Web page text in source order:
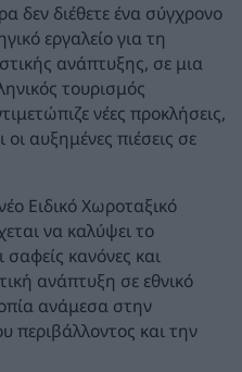
δεν διέθετε ένα σύγχρονο
εργαλείο για τη
ανάπτυξης, σε μια
τουρισμός
νέες προκλήσεις,
αυξημένες πιέσεις σε
Ειδικό Χωροταξικό
να καλύψει το
σαφείς κανόνες και
ανάπτυξη σε εθνικό
ανάμεσα στην
περιβάλλοντος και την